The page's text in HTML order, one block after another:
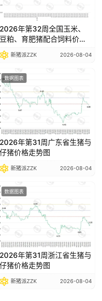
2026年第32周全国玉米、
豆粕、育肥猪配合饲料价格
走势图
新猪派ZZK 2026-08-04
数据图表
2026年第31周广东省生猪与
仔猪价格走势图
新猪派ZZK 2026-08-04
数据图表
2026年第31周浙江省生猪与
仔猪价格走势图
新猪派ZZK 2026-08-04